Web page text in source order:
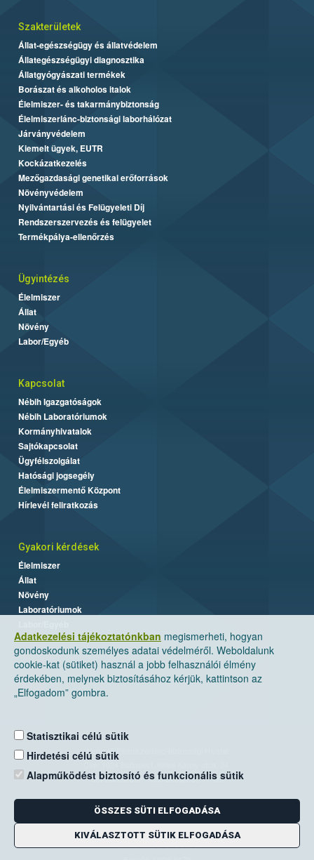
Adatkezelési tájékoztatónkban megismerheti, hogyan
gondoskodunk személyes adatai védelméről. Weboldalunk
cookie-kat (sütiket) használ a jobb felhasználói élmény
érdekében, melynek biztosításához kérjük, kattintson az
„Elfogadom” gombra.
Statisztikai célú sütik
Hirdetési célú sütik
Alapműködést biztosító és funkcionális sütik
ÖSSZES SÜTI ELFOGADÁSA
KIVÁLASZTOTT SÜTIK ELFOGADÁSA
Szakterületek
Állat-egészségügy és állatvédelem
Állategészségügyi diagnosztika
Állatgyógyászati termékek
Borászat és alkoholos italok
Élelmiszer- és takarmánybiztonság
Élelmiszerlánc-biztonsági laborhálózat
Járványvédelem
Kiemelt ügyek, EUTR
Kockázatkezelés
Mezőgazdasági genetikai erőforrások
Növényvédelem
Nyilvántartási és Felügyeleti Díj
Rendszerszervezés és felügyelet
Termékpálya-ellenőrzés
Ügyintézés
Élelmiszer
Állat
Növény
Labor/Egyéb
Kapcsolat
Nébih Igazgatóságok
Nébih Laboratóriumok
Kormányhivatalok
Sajtókapcsolat
Ügyfélszolgálat
Hatósági jogsegély
Élelmiszermentő Központ
Hírlevél feliratkozás
Gyakori kérdések
Élelmiszer
Állat
Növény
Laboratóriumok
Nemzeti Élelmiszerlánc-biztonsági Hivatal
Levelezési cím: 1525 Budapest. Pf. 30.
E-mail:ugyfelszolgalat@nebih.gov.hu
Zöld szám: 06-80/263-244
Telefon: 06-1/ 336-9000